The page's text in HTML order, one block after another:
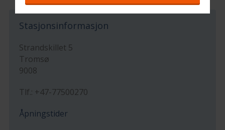
Stasjonsinformasjon
Strandskillet 5
Tromsø
9008
Tlf.: +47-77500270
Åpningstider